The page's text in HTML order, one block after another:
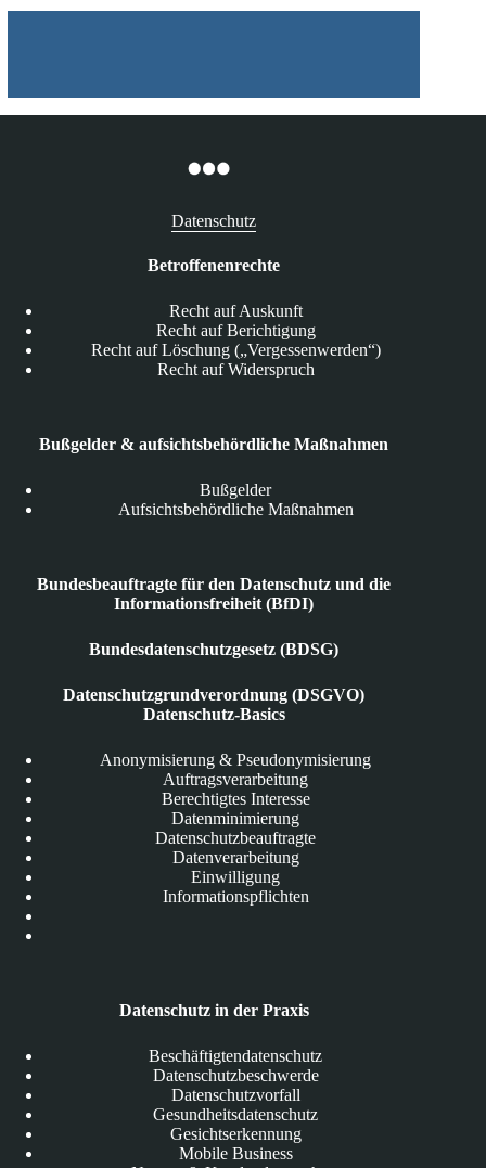
Datenschutz
Betroffenenrechte
Recht auf Auskunft
Recht auf Berichtigung
Recht auf Löschung („Vergessenwerden“)
Recht auf Widerspruch
Bußgelder & aufsichtsbehördliche Maßnahmen
Bußgelder
Aufsichtsbehördliche Maßnahmen
Bundesbeauftragte für den Datenschutz und die
Informationsfreiheit (BfDI)
Bundesdatenschutzgesetz (BDSG)
Datenschutzgrundverordnung (DSGVO)
Datenschutz-Basics
Anonymisierung & Pseudonymisierung
Auftragsverarbeitung
Berechtigtes Interesse
Datenminimierung
Datenschutzbeauftragte
Datenverarbeitung
Einwilligung
Informationspflichten
Datenschutz in der Praxis
Beschäftigtendatenschutz
Datenschutzbeschwerde
Datenschutzvorfall
Gesundheitsdatenschutz
Gesichtserkennung
Mobile Business